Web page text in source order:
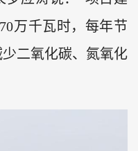
万千瓦时，每年节
二氧化碳、氮氧化